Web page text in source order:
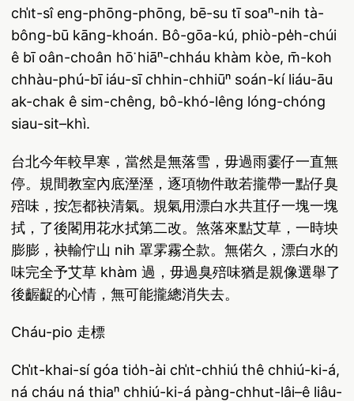
chi̍t-sî eng-phōng-phōng, bē-su tī soaⁿ-nih tà-
bông-bū kāng-khoán. Bô-gōa-kú, phiò-pe̍h-chúi
ê bī oân-choân hō͘ hiāⁿ-chháu khàm kòe, m̄-koh
chhàu-phú-bī iáu-sī chhin-chhiūⁿ soán-kí liáu-āu
ak-chak ê sim-chêng, bô-khó-lêng lóng-chóng
siau-sit–khì.
台北今年較早寒，當然是無落雪，毋過雨霎仔一直無
停。規間教室內底溼溼，逐項物件敢若攏帶一點仔臭
殕味，按怎都袂清氣。規氣用漂白水共苴仔一塊一塊
拭，了後閣用花水拭第二改。煞落來點艾草，一時坱
膨膨，袂輸佇山 nih 罩雺霧仝款。無偌久，漂白水的
味完全予艾草 khàm 過，毋過臭殕味猶是親像選舉了
後齷齪的心情，無可能攏總消失去。
Cháu-pio 走標
Chi̍t-khai-sí góa tio̍h-ài chi̍t-chhiú thê chhiú-ki-á,
ná cháu ná thiaⁿ chhiú-ki-á pàng-chhut-lâi–ê liâu-